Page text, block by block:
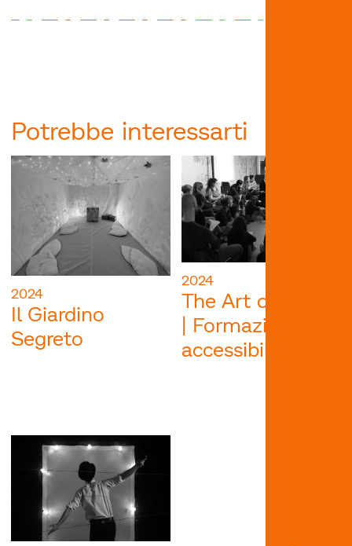
Potrebbe interessarti
2024
Il Giardino
Segreto
2024
The Art of Being
| Formazione su
accessibilità